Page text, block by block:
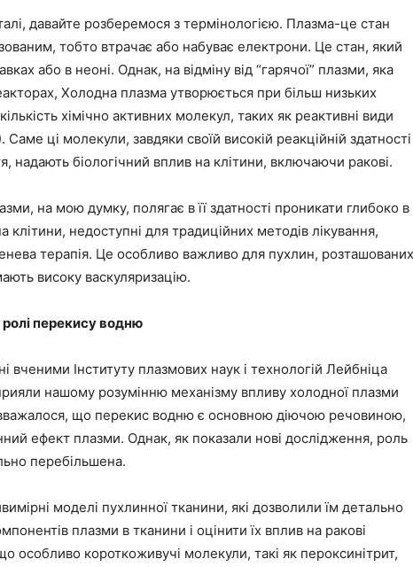
давайте розберемося з термінологією. Плазма-це стан
тобто втрачає або набуває електрони. Це стан, який
або в неоні. Однак, на відміну від “гарячої” плазми, яка
Холодна плазма утворюється при більш низьких
хімічно активних молекул, таких як реактивні види
ці молекули, завдяки своїй високій реакційній здатності
надають біологічний вплив на клітини, включаючи ракові.
на мою думку, полягає в її здатності проникати глибоко в
недоступні для традиційних методів лікування,
терапія. Це особливо важливо для пухлин, розташованих
високу васкуляризацію.
перекису водню
вченими Інституту плазмових наук і технологій Лейбніца
нашому розумінню механізму впливу холодної плазми
вважалося, що перекис водню є основною діючою речовиною,
ефект плазми. Однак, як показали нові дослідження, роль
перебільшена.
моделі пухлинної тканини, які дозволили їм детально
плазми в тканини і оцінити їх вплив на ракові
особливо короткоживучі молекули, такі як пероксинітрит,